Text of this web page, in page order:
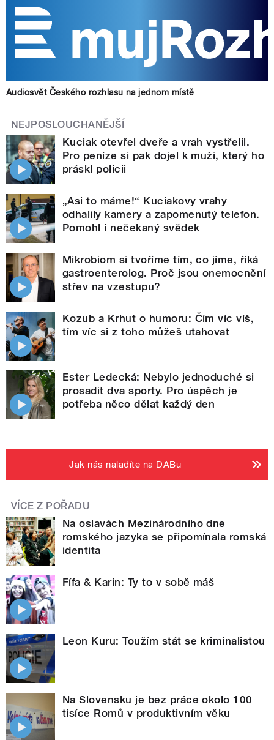
Audiosvět Českého rozhlasu na jednom místě
NEJPOSLOUCHANĚJŠÍ
Kuciak otevřel dveře a vrah vystřelil.
Pro peníze si pak dojel k muži, který ho
práskl policii
„Asi to máme!“ Kuciakovy vrahy
odhalily kamery a zapomenutý telefon.
Pomohl i nečekaný svědek
Mikrobiom si tvoříme tím, co jíme, říká
gastroenterolog. Proč jsou onemocnění
střev na vzestupu?
Kozub a Krhut o humoru: Čím víc víš,
tím víc si z toho můžeš utahovat
Ester Ledecká: Nebylo jednoduché si
prosadit dva sporty. Pro úspěch je
potřeba něco dělat každý den
Jak nás naladíte na DABu
VÍCE Z POŘADU
Na oslavách Mezinárodního dne
romského jazyka se připomínala romská
identita
Fífa & Karin: Ty to v sobě máš
Leon Kuru: Toužím stát se kriminalistou
Na Slovensku je bez práce okolo 100
tisíce Romů v produktivním věku